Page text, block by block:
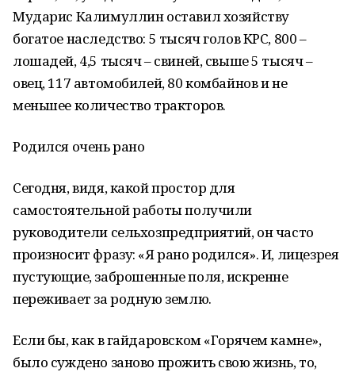
Мударис Калимуллин оставил хозяйству
богатое наследство: 5 тысяч голов КРС, 800 –
лошадей, 4,5 тысяч – свиней, свыше 5 тысяч –
овец, 117 автомобилей, 80 комбайнов и не
меньшее количество тракторов.
Родился очень рано
Сегодня, видя, какой простор для
самостоятельной работы получили
руководители сельхозпредприятий, он часто
произносит фразу: «Я рано родился». И, лицезрея
пустующие, заброшенные поля, искренне
переживает за родную землю.
Если бы, как в гайдаровском «Горячем камне»,
было суждено заново прожить свою жизнь, то,